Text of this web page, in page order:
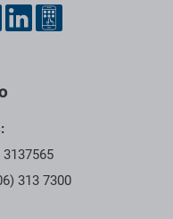
313 7300